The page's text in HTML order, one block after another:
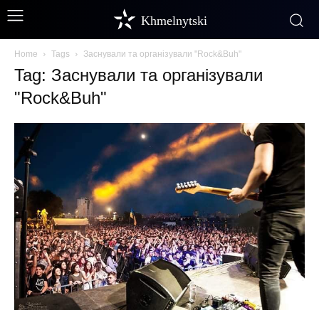
Khmelnytski
Home Tags Заснували та організували "Rock&Buh"
Tag: Заснували та організували
"Rock&Buh"